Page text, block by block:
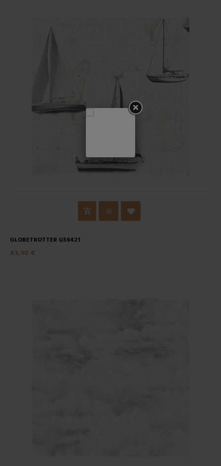
GLOBETROTTER G56421
43,90 €